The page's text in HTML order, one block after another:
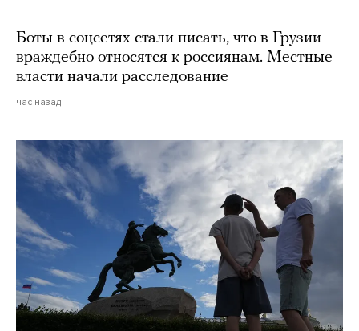
Боты в соцсетях стали писать, что в Грузии
враждебно относятся к россиянам. Местные
власти начали расследование
час назад